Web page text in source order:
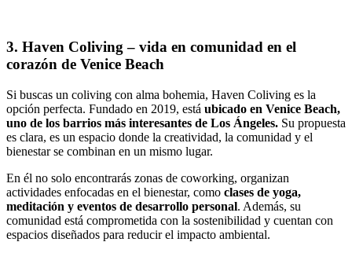
3. Haven Coliving – vida en comunidad en el
corazón de Venice Beach
Si buscas un coliving con alma bohemia, Haven Coliving es la
opción perfecta. Fundado en 2019, está ubicado en Venice Beach,
uno de los barrios más interesantes de Los Ángeles. Su propuesta
es clara, es un espacio donde la creatividad, la comunidad y el
bienestar se combinan en un mismo lugar.
En él no solo encontrarás zonas de coworking, organizan
actividades enfocadas en el bienestar, como clases de yoga,
meditación y eventos de desarrollo personal. Además, su
comunidad está comprometida con la sostenibilidad y cuentan con
espacios diseñados para reducir el impacto ambiental.